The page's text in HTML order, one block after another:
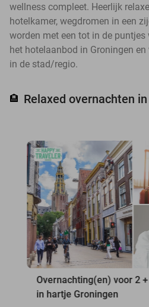
wellness compleet. Heerlijk
hotelkamer, wegdromen in een
worden met een tot in de
het hotelaanbod in Groningen
in de stad/regio.
🏨 Relaxed overnachten
Overnachting(en) voor 2
in hartje Groningen